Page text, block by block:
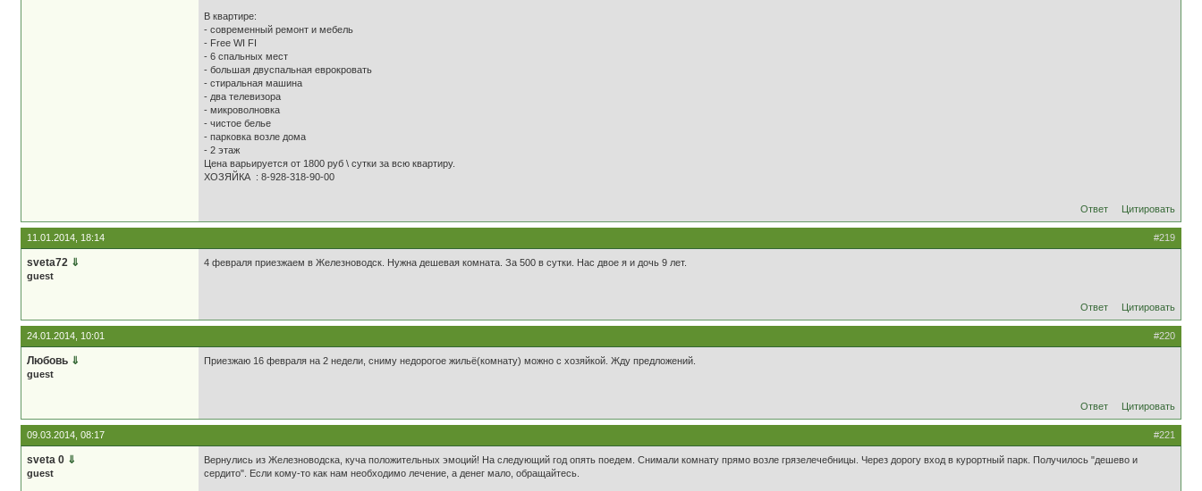
В квартире:
- современный ремонт и мебель
- Free WI FI
- 6 спальных мест
- большая двуспальная еврокровать
- стиральная машина
- два телевизора
- микроволновка
- чистое белье
- парковка возле дома
- 2 этаж
Цена варьируется от 1800 руб \ сутки за всю квартиру.
ХОЗЯЙКА : 8-928-318-90-00
Ответ Цитировать
#219
11.01.2014, 18:14
sveta72 ⇓
guest
4 февраля приезжаем в Железноводск. Нужна дешевая комната. За 500 в сутки. Нас двое я и дочь 9 лет.
Ответ Цитировать
#220
24.01.2014, 10:01
Любовь ⇓
guest
Приезжаю 16 февраля на 2 недели, сниму недорогое жильё(комнату) можно с хозяйкой. Жду предложений.
Ответ Цитировать
#221
09.03.2014, 08:17
sveta 0 ⇓
guest
Вернулись из Железноводска, куча положительных эмоций! На следующий год опять поедем. Снимали комнату прямо возле грязелечебницы. Через дорогу вход в курортный парк. Получилось "дешево и
сердито". Если кому-то как нам необходимо лечение, а денег мало, обращайтесь.